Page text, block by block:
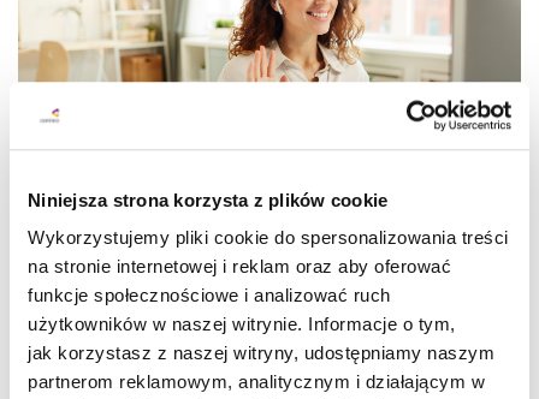
Niniejsza strona korzysta z plików cookie
Wykorzystujemy pliki cookie do spersonalizowania treści
na stronie internetowej i reklam oraz aby oferować
funkcje społecznościowe i analizować ruch
użytkowników w naszej witrynie. Informacje o tym,
jak korzystasz z naszej witryny, udostępniamy naszym
partnerom reklamowym, analitycznym i działającym w
14 sposobów na skuteczny networking podczas
wirtualnych konferencji
Najważniejszym jest networking - nawiązywanie relacji z innymi
uczestnikami i wymiana doświadczeń, które mogą pomóc w
rozwoju kariery czy biznesu.
czytaj dalej